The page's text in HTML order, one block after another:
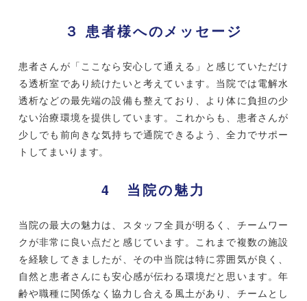
３ 患者様へのメッセージ
患者さんが「ここなら安心して通える」と感じていただけ
る透析室であり続けたいと考えています。当院では電解水
透析などの最先端の設備も整えており、より体に負担の少
ない治療環境を提供しています。これからも、患者さんが
少しでも前向きな気持ちで通院できるよう、全力でサポー
トしてまいります。
4 当院の魅力
当院の最大の魅力は、スタッフ全員が明るく、チームワー
クが非常に良い点だと感じています。これまで複数の施設
を経験してきましたが、その中当院は特に雰囲気が良く、
自然と患者さんにも安心感が伝わる環境だと思います。年
齢や職種に関係なく協力し合える風土があり、チームとし